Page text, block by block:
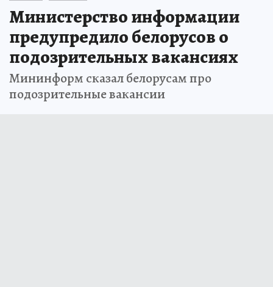
Министерство информации
предупредило белорусов о
подозрительных вакансиях
Мининформ сказал белорусам про
подозрительные вакансии